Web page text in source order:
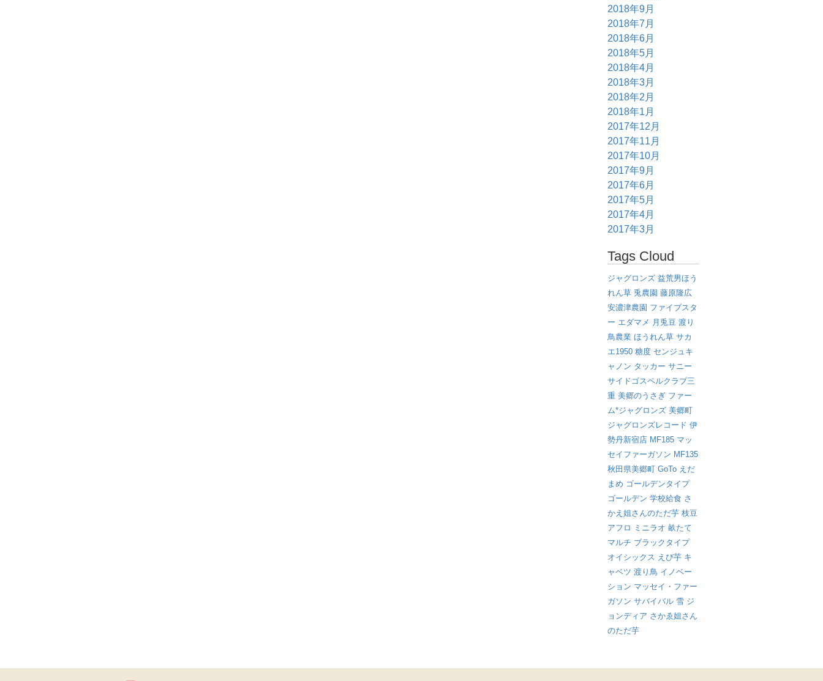
2018年9月
2018年7月
2018年6月
2018年5月
2018年4月
2018年3月
2018年2月
2018年1月
2017年12月
2017年11月
2017年10月
2017年9月
2017年6月
2017年5月
2017年4月
2017年3月
Tags Cloud
ジャグロンズ 益荒男ほう
れん草 兎農園 藤原隆広
安濃津農園 ファイブスタ
ー エダマメ 月兎豆 渡り
鳥農業 ほうれん草 サカ
エ1950 糖度 センジュキ
ャノン タッカー サニー
サイドゴスペルクラブ三
重 美郷のうさぎ ファー
ム*ジャグロンズ 美郷町
ジャグロンズレコード 伊
勢丹新宿店 MF185 マッ
セイファーガソン MF135
秋田県美郷町 GoTo えだ
まめ ゴールデンタイプ
ゴールデン 学校給食 さ
かえ姐さんのただ芋 枝豆
アフロ ミニラオ 畝たて
マルチ ブラックタイプ
オイシックス えび芋 キ
ャベツ 渡り鳥 イノベー
ション マッセイ・ファー
ガソン サバイバル 雪 ジ
ョンディア さかゑ姐さん
のただ芋